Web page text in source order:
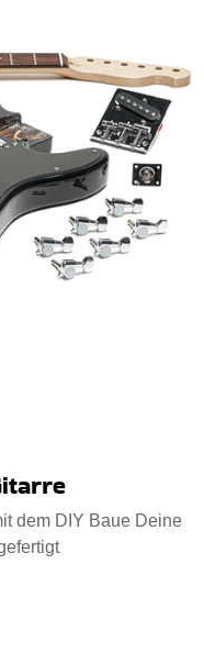
dem DIY Baue Deine